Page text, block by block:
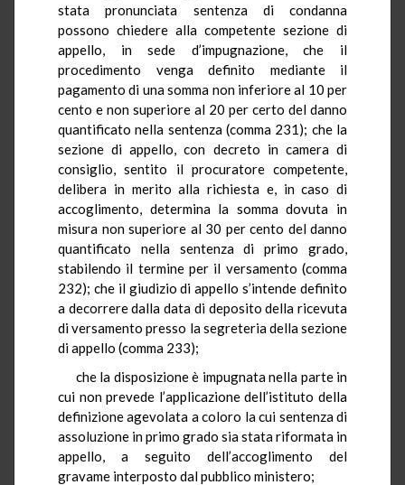
stata pronunciata sentenza di condanna
possono chiedere alla competente sezione di
appello, in sede d’impugnazione, che il
procedimento venga definito mediante il
pagamento di una somma non inferiore al 10 per
cento e non superiore al 20 per certo del danno
quantificato nella sentenza (comma 231); che la
sezione di appello, con decreto in camera di
consiglio, sentito il procuratore competente,
delibera in merito alla richiesta e, in caso di
accoglimento, determina la somma dovuta in
misura non superiore al 30 per cento del danno
quantificato nella sentenza di primo grado,
stabilendo il termine per il versamento (comma
232); che il giudizio di appello s’intende definito
a decorrere dalla data di deposito della ricevuta
di versamento presso la segreteria della sezione
di appello (comma 233);
che la disposizione è impugnata nella parte in
cui non prevede l’applicazione dell’istituto della
definizione agevolata a coloro la cui sentenza di
assoluzione in primo grado sia stata riformata in
appello, a seguito dell’accoglimento del
gravame interposto dal pubblico ministero;